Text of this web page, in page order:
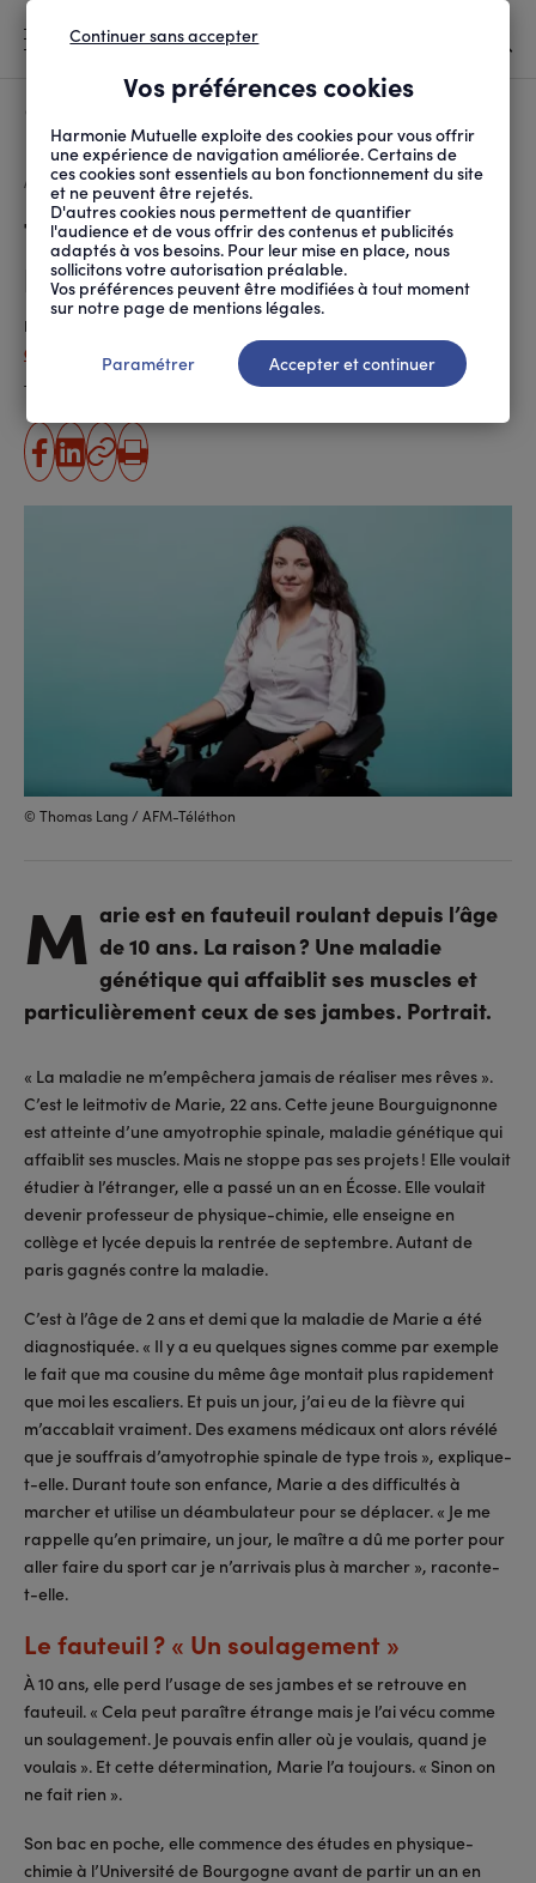
D'ARIANE
ACCUEIL SOCIÉTÉ INITIATIVES SOLIDAIRES TÉLÉTHON : MARIE, SO...
Téléthon : Marie, son combat
plus fort que la maladie
Publié le
Cécile Fratellini
Temps de lecture estimé 3 minute(s)
partager
sur
partager
sur
Copier
l'URL
Imprimer
© Thomas Lang / AFM-Téléthon
M arie est en fauteuil roulant depuis l’âge
de 10 ans. La raison ? Une maladie
génétique qui affaiblit ses muscles et
particulièrement ceux de ses jambes. Portrait.
« La maladie ne m’empêchera jamais de réaliser mes rêves ».
C’est le leitmotiv de Marie, 22 ans. Cette jeune Bourguignonne
est atteinte d’une amyotrophie spinale, maladie génétique qui
affaiblit ses muscles. Mais ne stoppe pas ses projets ! Elle voulait
étudier à l’étranger, elle a passé un an en Écosse. Elle voulait
devenir professeur de physique-chimie, elle enseigne en
collège et lycée depuis la rentrée de septembre. Autant de
paris gagnés contre la maladie.
C’est à l’âge de 2 ans et demi que la maladie de Marie a été
diagnostiquée. « Il y a eu quelques signes comme par exemple
le fait que ma cousine du même âge montait plus rapidement
que moi les escaliers. Et puis un jour, j’ai eu de la fièvre qui
m’accablait vraiment. Des examens médicaux ont alors révélé
que je souffrais d’amyotrophie spinale de type trois », explique-
t-elle. Durant toute son enfance, Marie a des difficultés à
marcher et utilise un déambulateur pour se déplacer. « Je me
rappelle qu’en primaire, un jour, le maître a dû me porter pour
aller faire du sport car je n’arrivais plus à marcher », raconte-
t-elle.
Le fauteuil ? « Un soulagement »
À 10 ans, elle perd l’usage de ses jambes et se retrouve en
fauteuil. « Cela peut paraître étrange mais je l’ai vécu comme
un soulagement. Je pouvais enfin aller où je voulais, quand je
voulais ». Et cette détermination, Marie l’a toujours. « Sinon on
ne fait rien ».
Son bac en poche, elle commence des études en physique-
chimie à l’Université de Bourgogne avant de partir un an en
Vos préférences cookies
Harmonie Mutuelle exploite des cookies pour vous offrir
une expérience de navigation améliorée. Certains de
ces cookies sont essentiels au bon fonctionnement du site
et ne peuvent être rejetés.
D'autres cookies nous permettent de quantifier
l'audience et de vous offrir des contenus et publicités
adaptés à vos besoins. Pour leur mise en place, nous
sollicitons votre autorisation préalable.
Vos préférences peuvent être modifiées à tout moment
sur notre page de mentions légales.
Continuer sans accepter
Paramétrer Accepter et continuer